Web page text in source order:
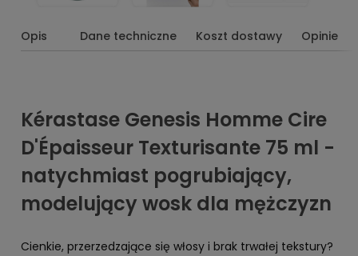
Opis Dane techniczne Koszt dostawy Opinie
Kérastase Genesis Homme Cire
D'Épaisseur Texturisante 75 ml -
natychmiast pogrubiający,
modelujący wosk dla mężczyzn
Cienkie, przerzedzające się włosy i brak trwałej tekstury?